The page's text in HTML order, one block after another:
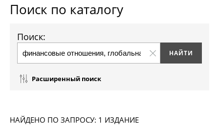
Поиск по каталогу
Поиск:
Расширенный поиск
НАЙДЕНО ПО ЗАПРОСУ: 1 ИЗДАНИЕ